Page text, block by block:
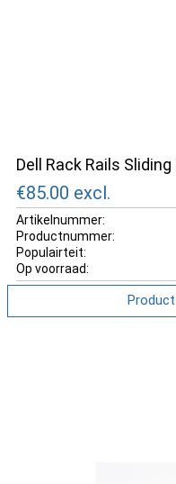
Dell Rack Rails
€85.00 excl.
Artikelnummer:
Productnummer:
Populairteit:
Op voorraad: